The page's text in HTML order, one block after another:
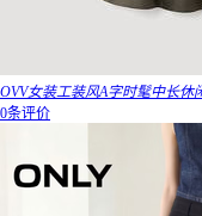
OVV女装工装风A字时髦中长休
0条评价